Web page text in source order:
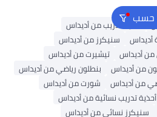
حسبأحذية تدريب من أديداس
أديداس
سنيكرز من أديداس
من أديداس
تيشيرت من أديداس
من أديداس
بنطلون رياضي من أديداس
من أديداس
شورت من أديداس
أحذية تدريب نسائية من أديداس
سنيكرز نسائي من أديداس